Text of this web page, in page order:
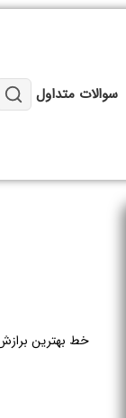
سوالات متداول
خط بهترین